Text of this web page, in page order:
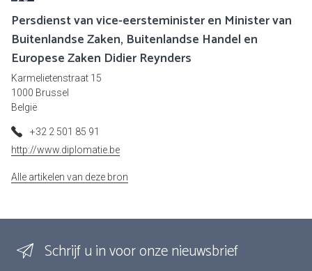
Persdienst van vice-eersteminister en Minister van
Buitenlandse Zaken, Buitenlandse Handel en
Europese Zaken Didier Reynders
Karmelietenstraat 15
1000 Brussel
België
+32 2 501 85 91
http://www.diplomatie.be
Alle artikelen van deze bron
Schrijf u in voor onze nieuwsbrief